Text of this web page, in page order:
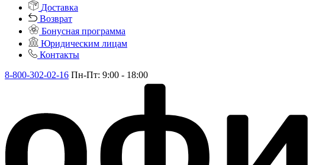
Доставка
Возврат
Бонусная программа
Юридическим лицам
Контакты
8-800-302-02-16 Пн-Пт: 9:00 - 18:00